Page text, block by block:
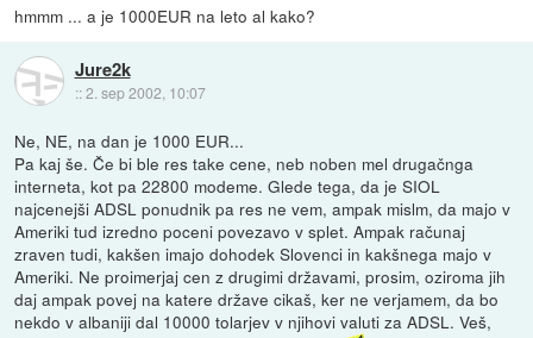
hmmm ... a je 1000EUR na leto al kako?
Jure2k
::2. sep 2002, 10:07
Ne, NE, na dan je 1000 EUR...
Pa kaj še. Če bi ble res take cene, neb noben mel drugačnga
interneta, kot pa 22800 modeme. Glede tega, da je SIOL
najcenejši ADSL ponudnik pa res ne vem, ampak mislm, da majo v
Ameriki tud izredno poceni povezavo v splet. Ampak računaj
zraven tudi, kakšen imajo dohodek Slovenci in kakšnega majo v
Ameriki. Ne proimerjaj cen z drugimi državami, prosim, oziroma jih
daj ampak povej na katere države cikaš, ker ne verjamem, da bo
nekdo v albaniji dal 10000 tolarjev v njihovi valuti za ADSL. Veš,